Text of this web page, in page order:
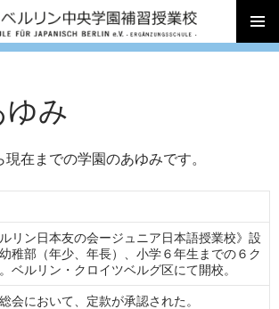
メインメ
み
在までの学園のあゆみです。
ルリン日本友の会ージュニア日本語授業校》設
稚部（年少、年長）、小学６年生までの６ク
ベルリン・クロイツベルグ区にて開校。
会において、定款が承認された。